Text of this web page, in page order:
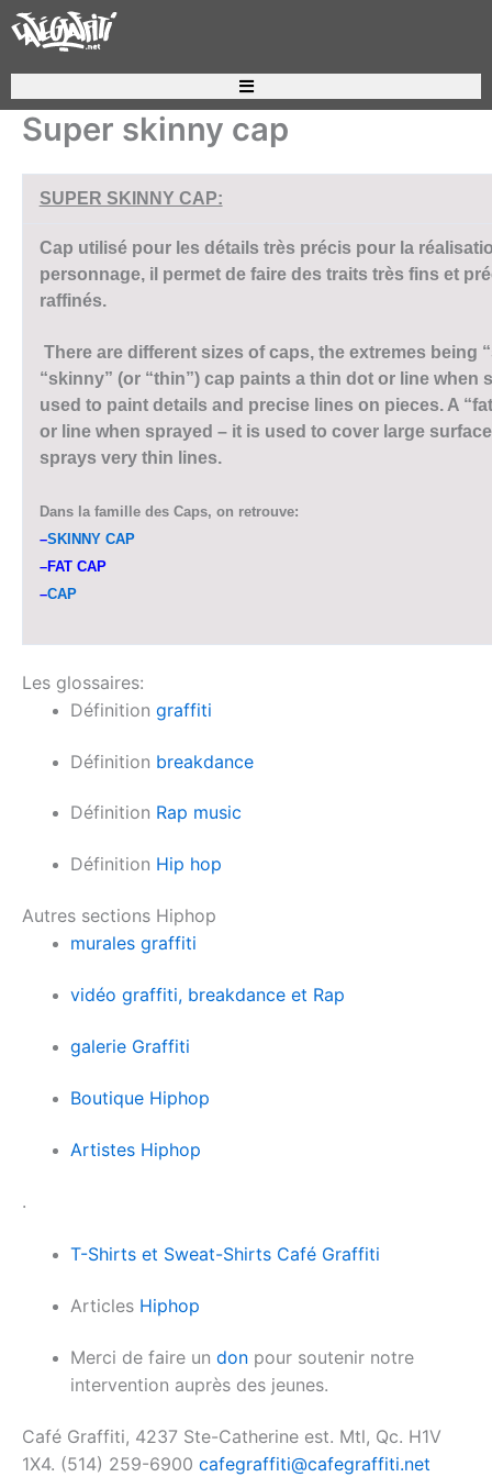
Aller
au
Super skinny cap
SUPER SKINNY CAP:
Cap utilisé pour les détails très précis pour la
personnage, il permet de faire des traits très fins et
raffinés.
There are different sizes of caps, the extremes being
“skinny” (or “thin”) cap paints a thin dot or line when
used to paint details and precise lines on pieces. A
or line when sprayed – it is used to cover large
sprays very thin lines.
Dans la famille des Caps, on retrouve:
–SKINNY CAP
–FAT CAP
–CAP
Les glossaires:
Définition graffiti
Définition breakdance
Définition Rap music
Définition Hip hop
Autres sections Hiphop
murales graffiti
vidéo graffiti, breakdance et Rap
galerie Graffiti
Boutique Hiphop
Artistes Hiphop
.
T-Shirts et Sweat-Shirts Café Graffiti
Articles Hiphop
Merci de faire un donpour soutenir notre
intervention auprès des jeunes.
Café Graffiti, 4237 Ste-Catherine est. Mtl, Qc. H1V
1X4. (514) 259-6900 cafegraffiti@cafegraffiti.net